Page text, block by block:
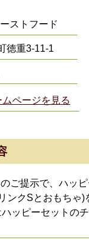
ストフード
徳重3-11-1
ページを見る
ご提示で、ハッ
ンクSとおもちゃ)
ッピーセットの